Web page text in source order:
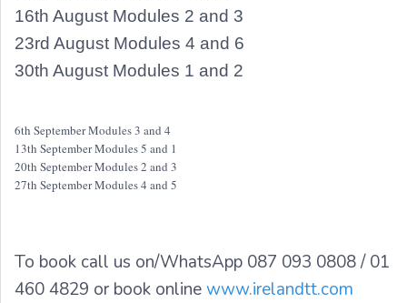
16th August Modules 2 and 3
23rd August Modules 4 and 6
30th August Modules 1 and 2
6th September Modules 3 and 4
13th September Modules 5 and 1
20th September Modules 2 and 3
27th September Modules 4 and 5
To book call us on/WhatsApp 087 093 0808 / 01
460 4829 or book onlinewww.irelandtt.com